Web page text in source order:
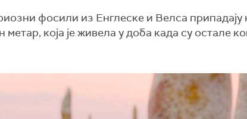
фосили из Енглеске и Велса припадају
метар, која је живела у доба када су остале